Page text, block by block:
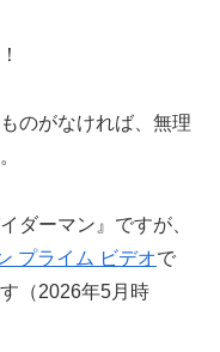
のがなければ、無理
ダーマン』ですが、
プライム ビデオで
（2026年5月時